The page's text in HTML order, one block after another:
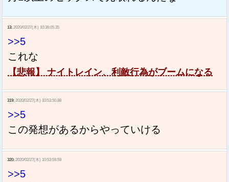
13: 2020/02/27(木) 10:36:05.35
>>5
これな
【悲報】 ナイトレイン、利敵行為がブームになる
319: 2020/02/27(木) 10:53:50.88
>>5
この発想があるからやっていける
320: 2020/02/27(木) 10:53:59.59
>>5